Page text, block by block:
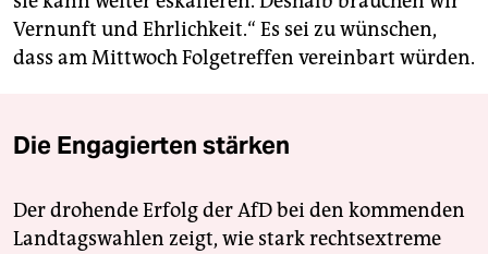
Vernunft und Ehrlichkeit.“ Es sei zu wünschen,
dass am Mittwoch Folgetreffen vereinbart würden.
Die Engagierten stärken
Der drohende Erfolg der AfD bei den kommenden
Landtagswahlen zeigt, wie stark rechtsextreme